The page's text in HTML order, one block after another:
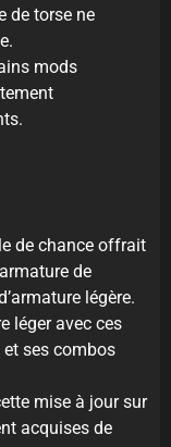
de torse ne
mods
de chance offrait
de
légère.
léger avec ces
ses combos
mise à jour sur
acquises de